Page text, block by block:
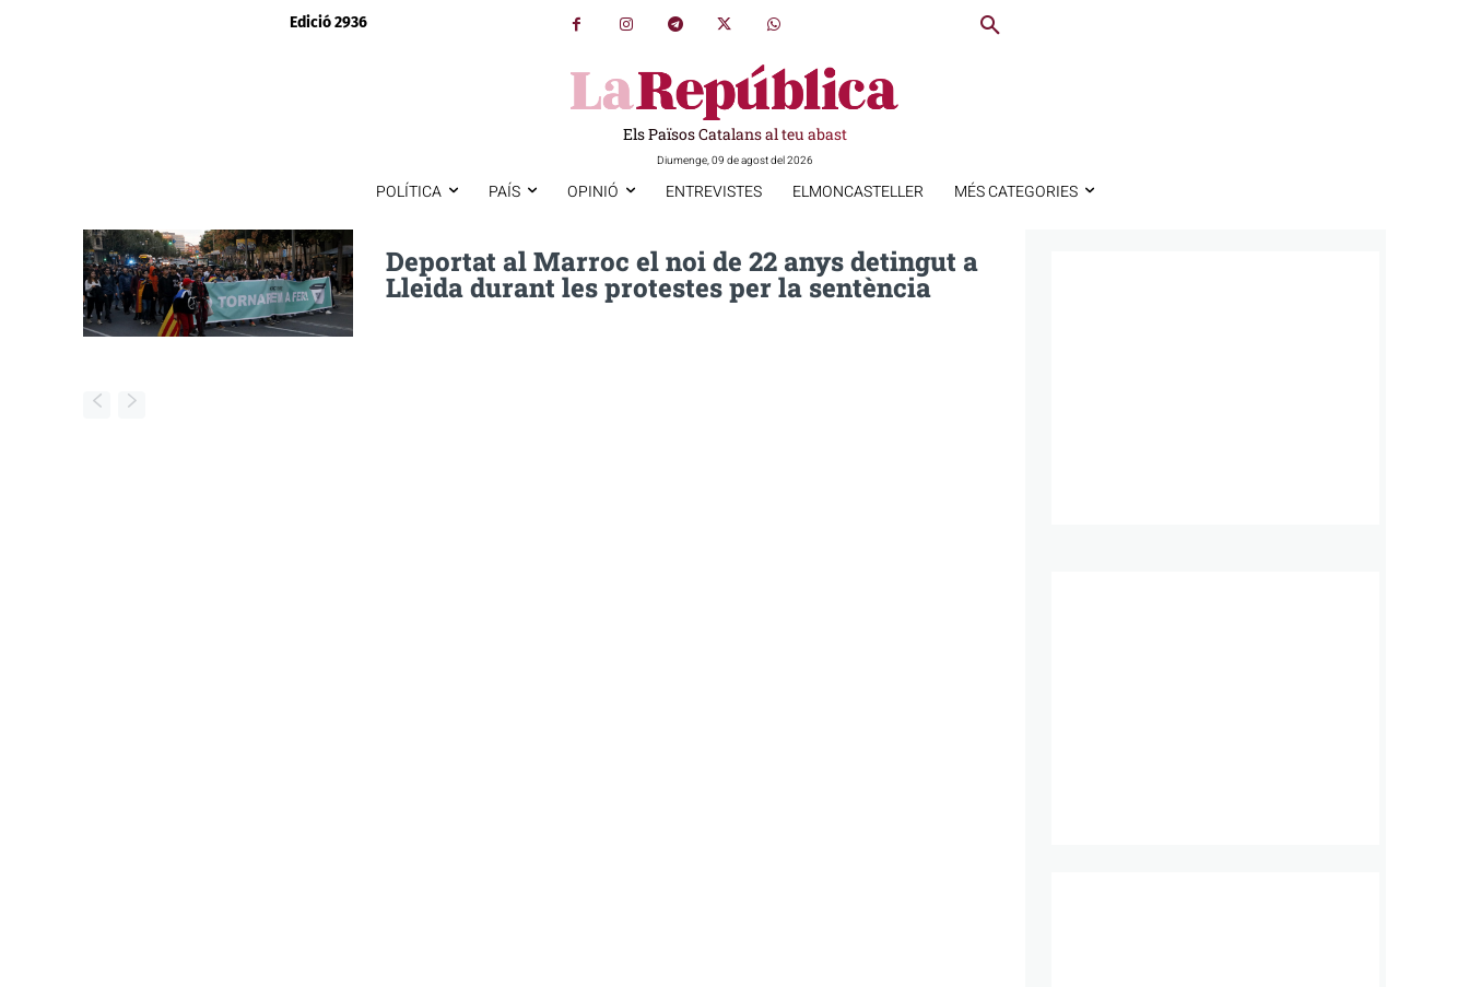
Edició 2936
Els Països Catalans al teu abast
Diumenge, 09 de agost del 2026
POLÍTICA PAÍS OPINIÓ ENTREVISTES ELMONCASTELLER MÉS CATEGORIES
Deportat al Marroc el noi de 22 anys detingut a
Lleida durant les protestes per la sentència